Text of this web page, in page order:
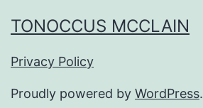
TONOCCUS MCCLAIN
Privacy Policy
Proudly powered by WordPress.